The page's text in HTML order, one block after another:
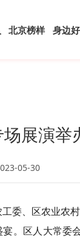
北京榜样 身边
展演举
05-30
委、区农业农
。区人大常委